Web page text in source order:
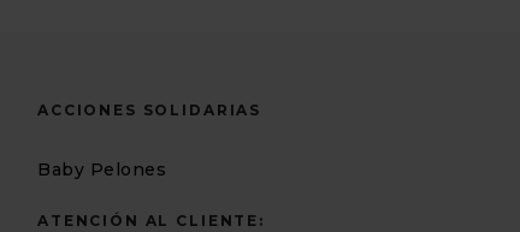
ACCIONES SOLIDARIAS
Baby Pelones
ATENCIÓN AL CLIENTE: